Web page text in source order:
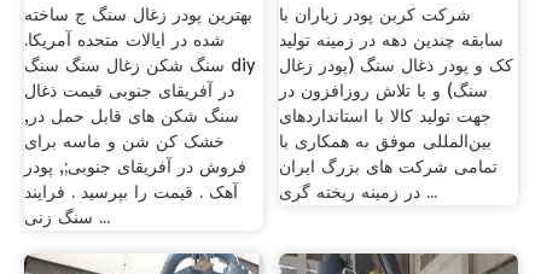
بهترین پودر زغال سنگ ج ساخته
شده در ایالات متحده آمریکا.
سنگ شکن زغال سنگ سنگ diy
در آفریقای جنوبی قیمت ذغال
سنگ شکن های قابل حمل در,
خشک کن شن و ماسه برای
فروش در آفریقای جنوبی;, پودر
آهک . قیمت را بپرسید . فرایند
سنگ زنی ...
شرکت کربن پودر زیاران با
سابقه چندین دهه در زمینه تولید
کک و پودر ذغال سنگ (پودر زغال
سنگ) و با تلاش روزافزون در
جهت تولید کالا با استانداردهای
بین‌المللی موفق به همکاری با
تمامی شرکت های بزرگ ایران
در زمینه ریخته گری ...